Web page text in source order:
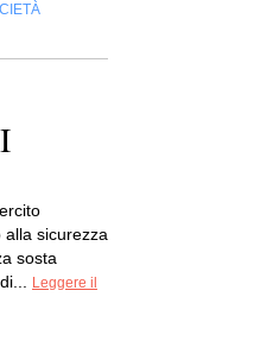
sicurezza
sosta
Leggere il